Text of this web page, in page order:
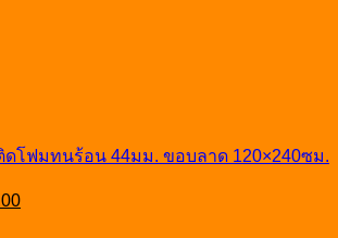
โฟมทนร้อน 44มม. ขอบลาด 120×240ซม.
Current
price